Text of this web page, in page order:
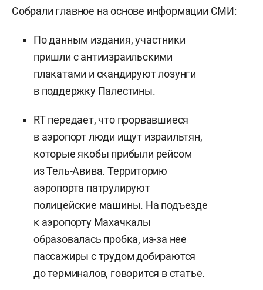
Собрали главное на основе информации СМИ:
По данным издания, участники
пришли с антиизраильскими
плакатами и скандируют лозунги
в поддержку Палестины.
RTпередает, что прорвавшиеся
в аэропорт люди ищут израильтян,
которые якобы прибыли рейсом
из Тель-Авива. Территорию
аэропорта патрулируют
полицейские машины. На подъезде
к аэропорту Махачкалы
образовалась пробка, из-за нее
пассажиры с трудом добираются
до терминалов, говорится в статье.